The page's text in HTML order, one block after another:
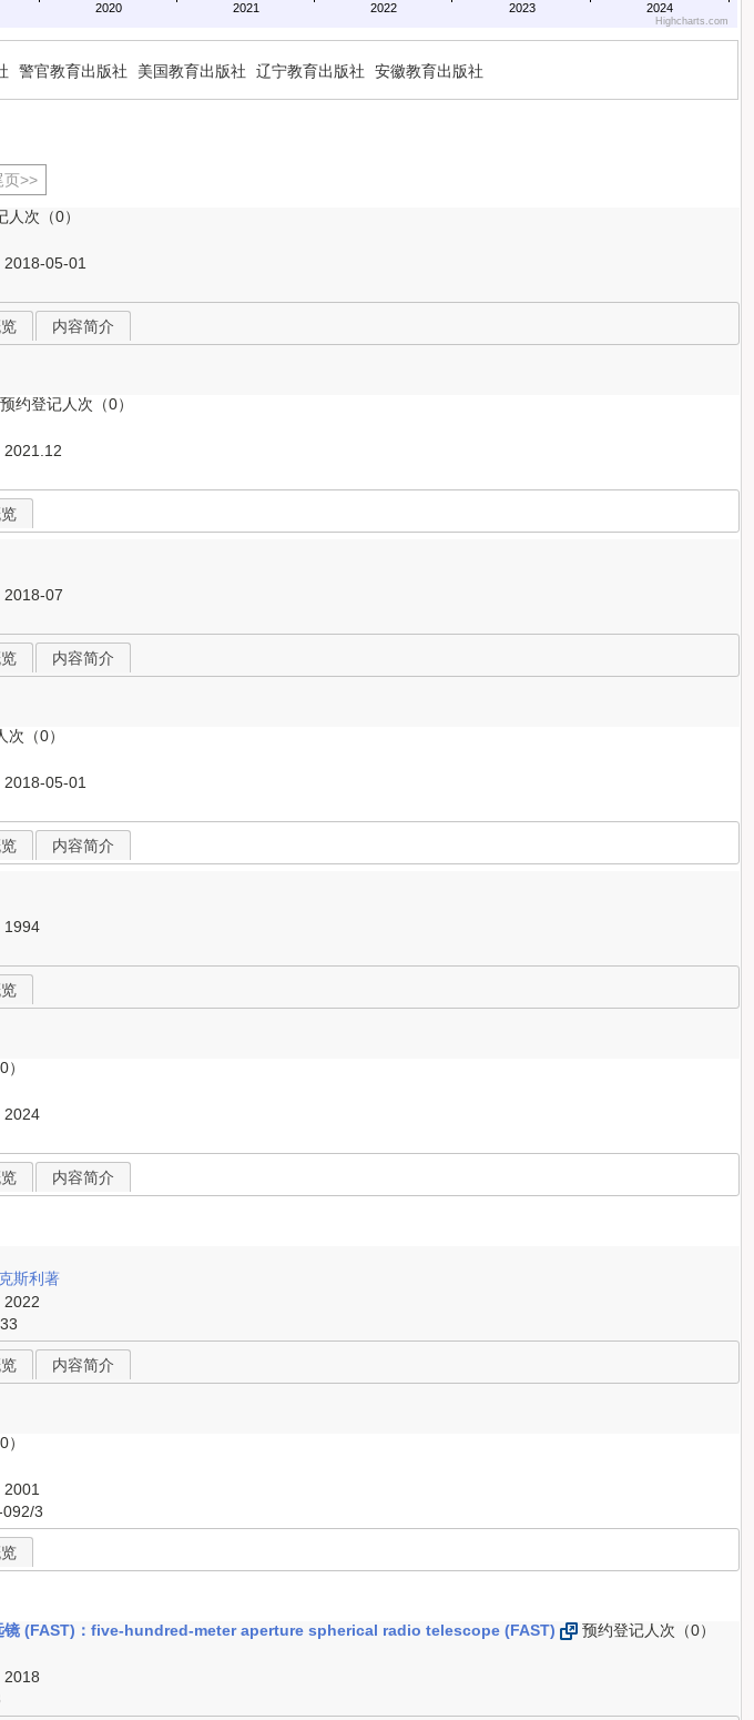
2020 2021 2022 2023 2024
Highcharts.com
警官教育出版社 美国教育出版社 辽宁教育出版社 安徽教育出版社
页>>
人次（0）
05-01
内容简介
预约登记人次（0）
07
内容简介
次（0）
05-01
内容简介
1994
2024
内容简介
斯利著
内容简介
3
镜 (FAST)：five-hundred-meter aperture spherical radio telescope (FAST)
预约登记人次（0）